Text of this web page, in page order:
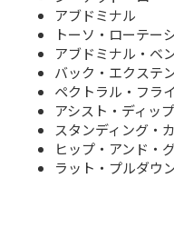
アブドミナル
トーソ・ローテー
アブドミナル・ベ
バック・エクステ
ペクトラル・フラ
アシスト・ディッ
スタンディング・
ヒップ・アンド・
ラット・プルダウ